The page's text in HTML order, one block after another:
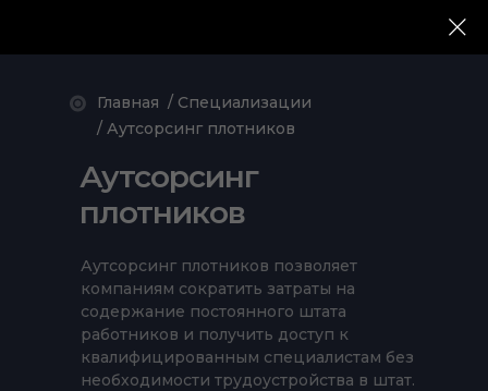
Аутсорсинг
плотников
Аутсорсинг плотников позволяет
компаниям сократить затраты на
содержание постоянного штата
работников и получить доступ к
квалифицированным специалистам без
необходимости трудоустройства в штат.
/ Специализации
/ Аутсорсинг плотников
Главная